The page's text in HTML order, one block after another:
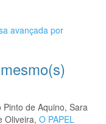
avançada por
de Aquino, Sara
Oliveira, O PAPEL